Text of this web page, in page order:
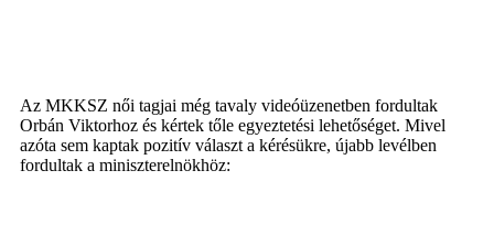
Az MKKSZ női tagjai még tavaly videóüzenetben fordultak
Orbán Viktorhoz és kértek tőle egyeztetési lehetőséget. Mivel
azóta sem kaptak pozitív választ a kérésükre, újabb levélben
fordultak a miniszterelnökhöz: